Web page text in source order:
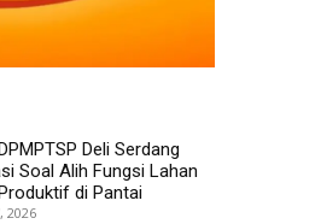
Deli Serdang
Soal Alih Fungsi Lahan
di Pantai
2026